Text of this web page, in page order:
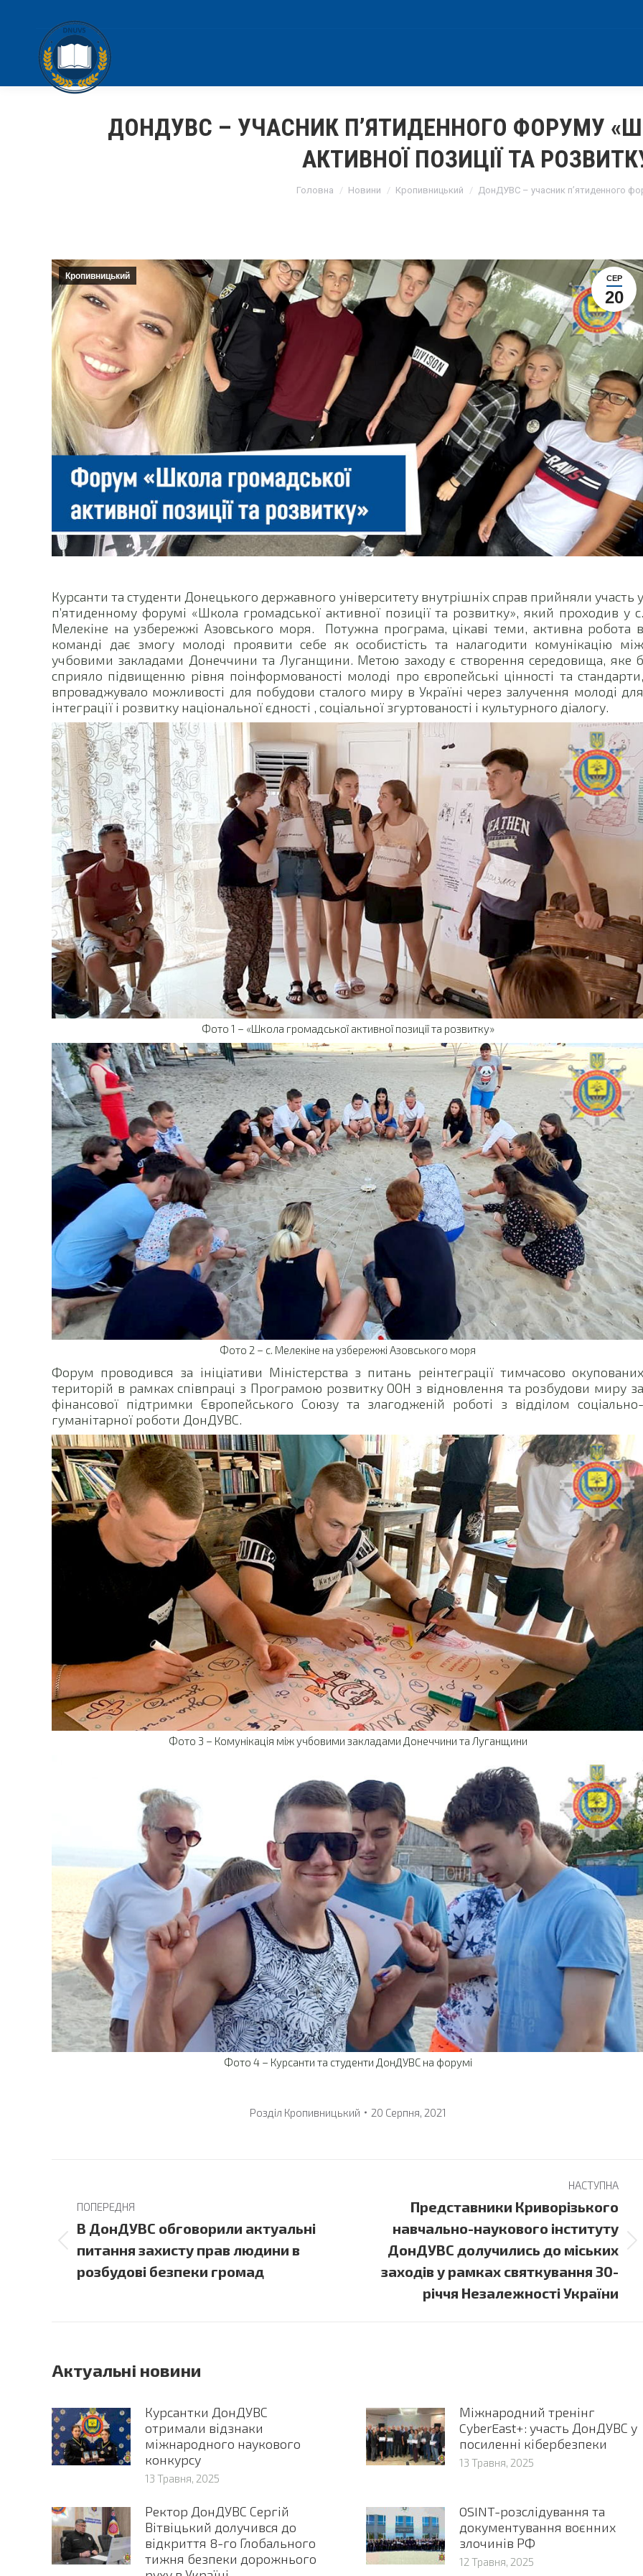
ДОНДУВС – УЧАСНИК П’ЯТИДЕННОГО ФОРУМУ
АКТИВНОЇ ПОЗИЦІЇ ТА
Головна Новини Кропивницький ДонДУВС – учасник п’ятиденного
СЕР
20
Кропивницький
Курсанти та студенти Донецького державного університету внутрішніх справ прийняли участь у
п’ятиденному форумі «Школа громадської активної позиції та розвитку», який проходив у с.
Мелекіне на узбережжі Азовського моря. Потужна програма, цікаві теми, активна робота в
команді дає змогу молоді проявити себе як особистість та налагодити комунікацію між
учбовими закладами Донеччини та Луганщини. Метою заходу є створення середовища, яке б
сприяло підвищенню рівня поінформованості молоді про європейські цінності та стандарти,
впроваджувало можливості для побудови сталого миру в Україні через залучення молоді для
інтеграції і розвитку національної єдності , соціальної згуртованості і культурного діалогу.
Фото 1 – «Школа громадської активної позиції та розвитку»
Фото 2 – с. Мелекіне на узбережжі Азовського моря
Форум проводився за ініціативи Міністерства з питань реінтеграції тимчасово окупованих
територій в рамках співпраці з Програмою розвитку ООН з відновлення та розбудови миру за
фінансової підтримки Європейського Союзу та злагодженій роботі з відділом соціально-
гуманітарної роботи ДонДУВС.
Фото 3 – Комунікація між учбовими закладами Донеччини та Луганщини
Фото 4 – Курсанти та студенти ДонДУВС на форумі
Розділ Кропивницький 20 Серпня, 2021
navigation
ПОПЕРЕДНЯ
Previous
post:
В ДонДУВС обговорили актуальні
питання захисту прав людини в
розбудові безпеки громад
НАСТУПНА
Next
post:
Представники Криворізького
навчально-наукового інституту
ДонДУВС долучились до міських
заходів у рамках святкування 30-
річчя Незалежності України
Актуальні новини
Курсантки ДонДУВС
отримали відзнаки
міжнародного наукового
конкурсу
13 Травня, 2025
Міжнародний тренінг
CyberEast+: участь ДонДУВС у
посиленні кібербезпеки
13 Травня, 2025
Ректор ДонДУВС Сергій
Вітвіцький долучився до
відкриття 8-го Глобального
тижня безпеки дорожнього
OSINT-розслідування та
документування воєнних
злочинів РФ
12 Травня, 2025